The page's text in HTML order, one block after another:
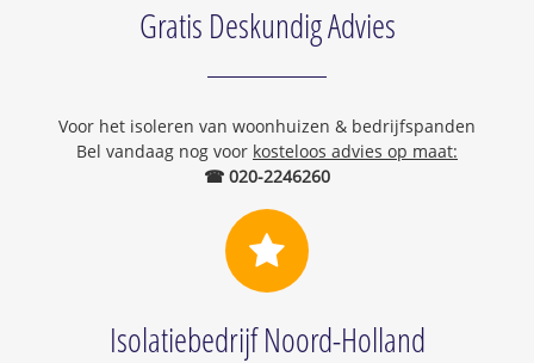
Gratis Deskundig Advies
Voor het isoleren van woonhuizen & bedrijfspanden
Bel vandaag nog voor kosteloos advies op maat:
☎ 020-2246260
Isolatiebedrijf Noord-Holland